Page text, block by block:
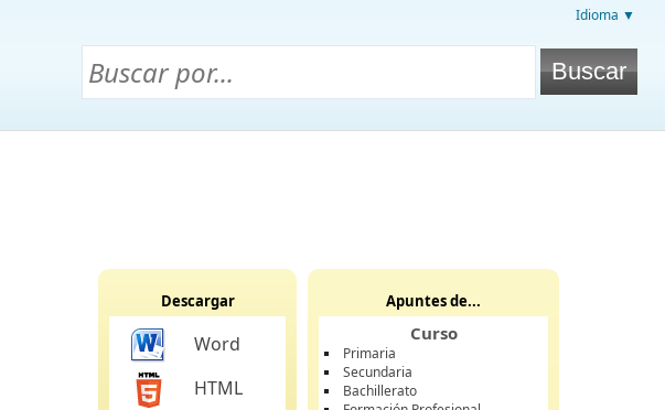
Idioma ▼
Descargar
Word
HTML
Apuntes de...
Curso
Primaria
Secundaria
Bachillerato